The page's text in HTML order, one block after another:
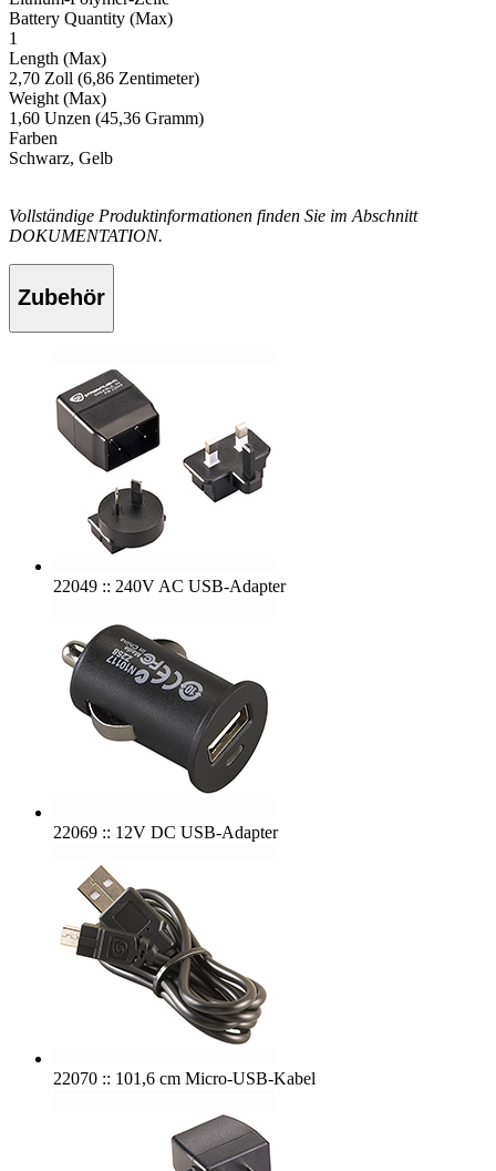
Battery Quantity (Max)
1
Length (Max)
2,70 Zoll (6,86 Zentimeter)
Weight (Max)
1,60 Unzen (45,36 Gramm)
Farben
Schwarz, Gelb
Vollständige Produktinformationen finden Sie im Abschnitt
DOKUMENTATION.
Zubehör
22049 :: 240V AC USB-Adapter
22069 :: 12V DC USB-Adapter
22070 :: 101,6 cm Micro-USB-Kabel